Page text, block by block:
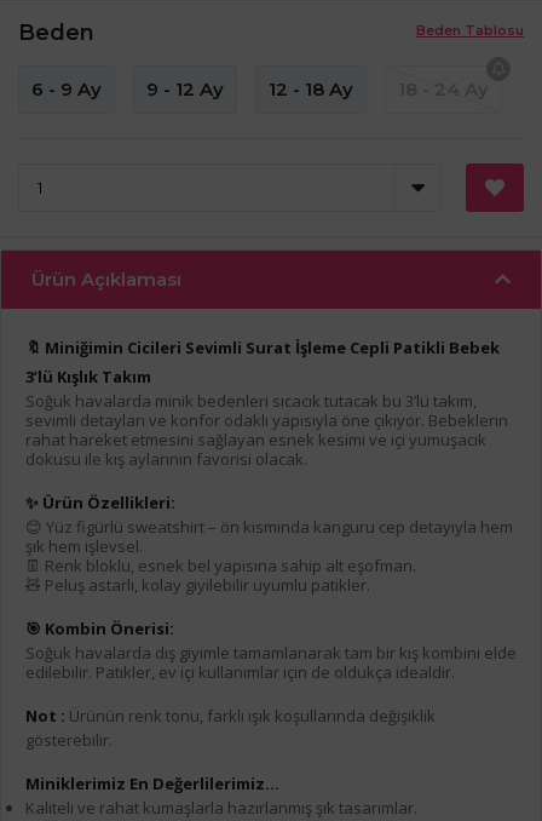
Beden Tablosu
Beden
6 - 9 Ay 9 - 12 Ay 12 - 18 Ay
Ürün Açıklaması
🔖 Miniğimin Cicileri Sevimli Surat İşleme Cepli Patikli Bebek
3’lü Kışlık Takım
Soğuk havalarda minik bedenleri sıcacık tutacak bu 3’lü takım,
sevimli detayları ve konfor odaklı yapısıyla öne çıkıyor. Bebeklerin
rahat hareket etmesini sağlayan esnek kesimi ve içi yumuşacık
dokusu ile kış aylarının favorisi olacak.
✨ Ürün Özellikleri:
😊 Yüz figürlü sweatshirt – ön kısmında kanguru cep detayıyla hem
şık hem işlevsel.
👖 Renk bloklu, esnek bel yapısına sahip alt eşofman.
🧸 Peluş astarlı, kolay giyilebilir uyumlu patikler.
🎯 Kombin Önerisi:
Soğuk havalarda dış giyimle tamamlanarak tam bir kış kombini elde
edilebilir. Patikler, ev içi kullanımlar için de oldukça idealdir.
Not : Ürünün renk tonu, farklı ışık koşullarında değişiklik
gösterebilir.
Miniklerimiz En Değerlilerimiz...
Kaliteli ve rahat kumaşlarla hazırlanmış şık tasarımlar.